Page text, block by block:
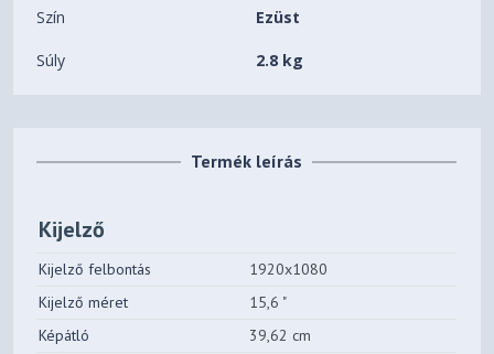
Szín Ezüst
Súly 2.8 kg
Termék leírás
Kijelző
Kijelző felbontás
1920x1080
Kijelző méret
15,6 "
Képátló
39,62 cm